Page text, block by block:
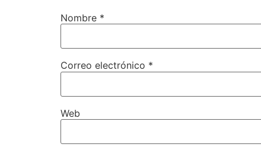
Nombre *
Correo electrónico *
Web